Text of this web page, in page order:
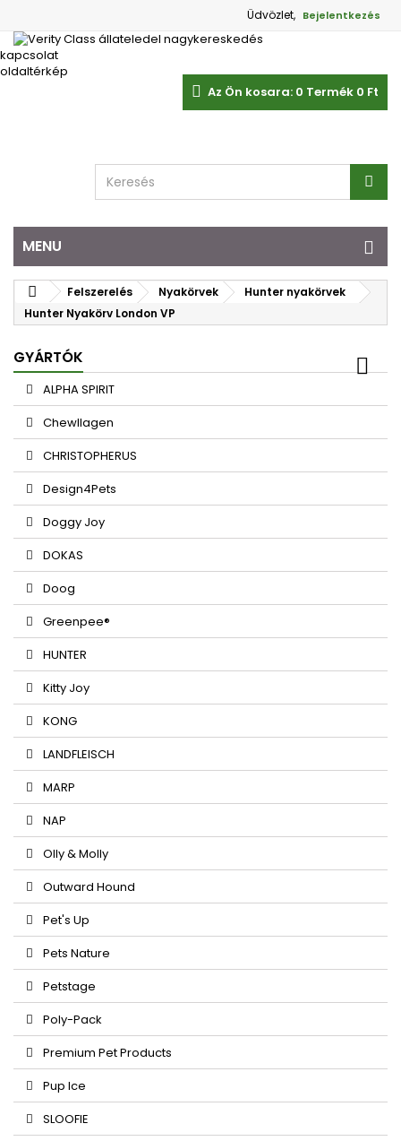
Üdvözlet, Bejelentkezés
Az Ön kosara: 0 Termék 0 Ft‎
MENU
kapcsolat
oldaltérkép
Felszerelés Nyakörvek
Hunter nyakörvek
Hunter Nyakörv London VP
GYÁRTÓK
ALPHA SPIRIT
Chewllagen
CHRISTOPHERUS
Design4Pets
Doggy Joy
DOKAS
Doog
Greenpee®
HUNTER
Kitty Joy
KONG
LANDFLEISCH
MARP
NAP
Olly & Molly
Outward Hound
Pet's Up
Pets Nature
Petstage
Poly-Pack
Premium Pet Products
Pup Ice
SLOOFIE